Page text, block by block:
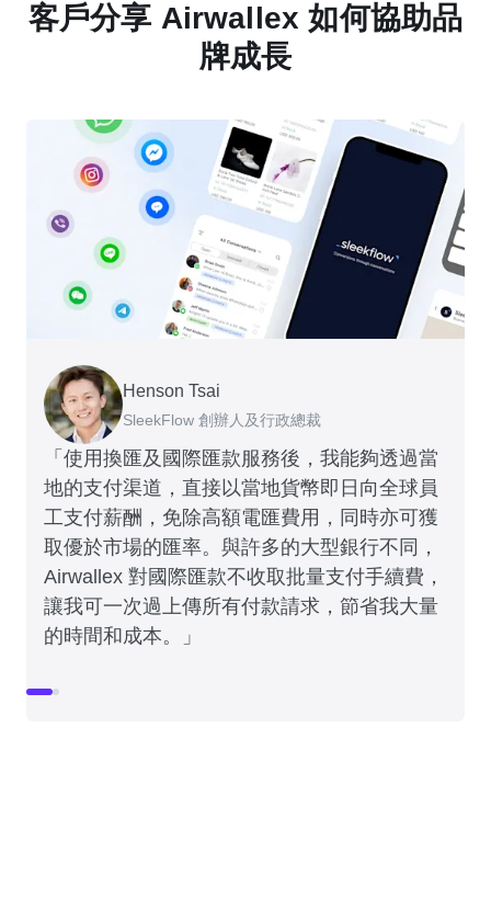
客戶分享 Airwallex 如何協助品
牌成長
「使用換匯及國際匯款服務後，我能夠透過當
地的支付渠道，直接以當地貨幣即日向全球員
工支付薪酬，免除高額電匯費用，同時亦可獲
取優於市場的匯率。與許多的大型銀行不同，
Airwallex 對國際匯款不收取批量支付手續費，
讓我可一次過上傳所有付款請求，節省我大量
的時間和成本。」
Henson Tsai
SleekFlow 創辦人及行政總裁
Tomy Wu
MyiCellar 共同創辦人